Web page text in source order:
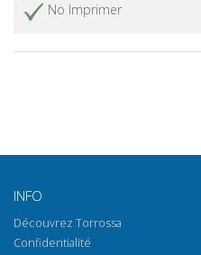
No Imprimer
INFO
Découvrez Torrossa
Confidentialité